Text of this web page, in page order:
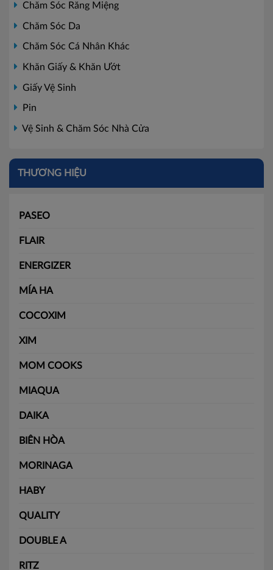
Chăm Sóc Răng Miệng
Chăm Sóc Da
Chăm Sóc Cá Nhân Khác
Khăn Giấy & Khăn Ướt
Giấy Vệ Sinh
Pin
Vệ Sinh & Chăm Sóc Nhà Cửa
THƯƠNG HIỆU
PASEO
FLAIR
ENERGIZER
MÍA HA
COCOXIM
XIM
MOM COOKS
MIAQUA
DAIKA
BIÊN HÒA
MORINAGA
HABY
QUALITY
DOUBLE A
RITZ